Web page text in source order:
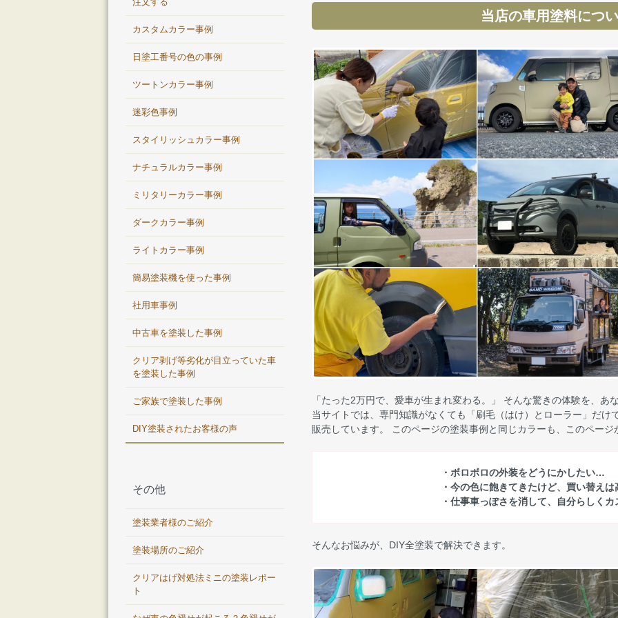
当店の車用塗料につ
「たった2万円で、愛車が生まれ変わる。」 そんな驚きの体験を、あ
当サイトでは、専門知識がなくても「刷毛（はけ）とローラー」だけ
販売しています。 このページの塗装事例と同じカラーも、このペー
・ボロボロの外装をどうにかしたい…
・今の色に飽きてきたけど、買い替え
・仕事車っぽさを消して、自分らしく
そんなお悩みが、DIY全塗装で解決できます。
カスタムカラー事例
日塗工番号の色の事例
ツートンカラー事例
迷彩色事例
スタイリッシュカラー事例
ナチュラルカラー事例
ミリタリーカラー事例
ダークカラー事例
ライトカラー事例
簡易塗装機を使った事例
社用車事例
中古車を塗装した事例
クリア剥げ等劣化が目立っていた車
を塗装した事例
ご家族で塗装した事例
DIY塗装されたお客様の声
その他
塗装業者様のご紹介
塗装場所のご紹介
クリアはげ対処法ミニの塗装レポー
ト